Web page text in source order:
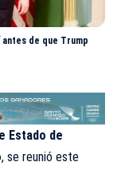
de que Trump
Estado de
, se reunió este